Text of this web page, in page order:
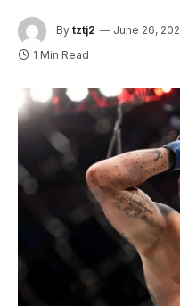
By tztj2 June 26,
1 Min Read